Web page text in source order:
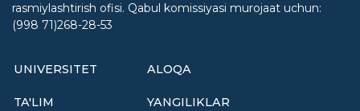
rasmiylashtirish ofisi. Qabul komissiyasi murojaat uchun:
(998 71)268-28-53
UNIVERSITET
TA'LIM
ALOQA
YANGILIKLAR